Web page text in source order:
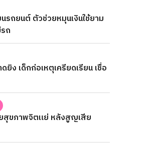
นรถยนต์ ตัวช่วยหมุนเงินใช้ยาม
ถ
ง เด็กก่อเหตุเครียดเรียน เชื่อ
สุขภาพจิตแย่ หลังสูญเสีย